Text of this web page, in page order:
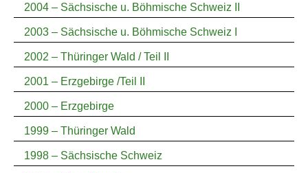
2004 – Sächsische u. Böhmische Schweiz II
2003 – Sächsische u. Böhmische Schweiz I
2002 – Thüringer Wald / Teil II
2001 – Erzgebirge /Teil II
2000 – Erzgebirge
1999 – Thüringer Wald
1998 – Sächsische Schweiz